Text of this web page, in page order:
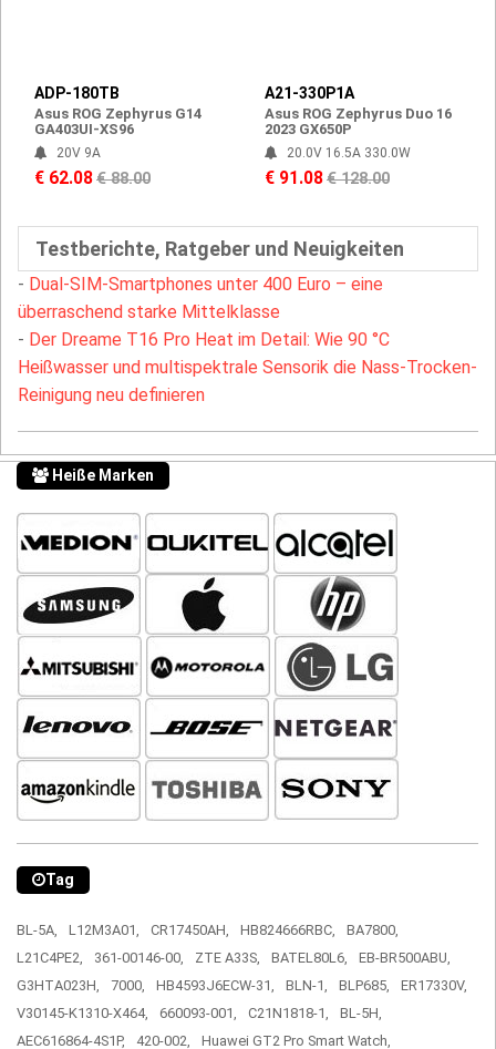
ADP-180TB
Asus ROG Zephyrus G14
GA403UI-XS96
20V 9A
€ 62.08€ 88.00
A21-330P1A
Asus ROG Zephyrus Duo 16
2023 GX650P
20.0V 16.5A 330.0W
€ 91.08€ 128.00
Testberichte, Ratgeber und Neuigkeiten
- Dual-SIM-Smartphones unter 400 Euro – eine
überraschend starke Mittelklasse
- Der Dreame T16 Pro Heat im Detail: Wie 90 °C
Heißwasser und multispektrale Sensorik die Nass-Trocken-
Reinigung neu definieren
Heiße Marken
Tag
BL-5A, L12M3A01, CR17450AH, HB824666RBC,
BA7800,
L21C4PE2,
361-00146-00, ZTE A33S, BATEL80L6,
EB-BR500ABU,
G3HTA023H,
7000, HB4593J6ECW-31, BLN-1, BLP685,
ER17330V,
V30145-K1310-X464,
660093-001, C21N1818-1,
BL-5H,
AEC616864-4S1P,
420-002, Huawei GT2 Pro Smart Watch,